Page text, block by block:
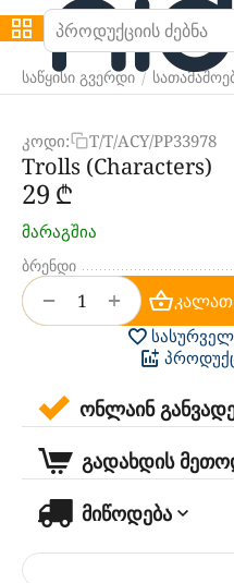
საწყისი გვერდი /
კოდი: T/T/ACY/PP33978
Trolls (Characters)
‍29‍ ₾
მარაგშია
ბრენდი
+
−
სასურველ
ონლაინ
გადახდის
მიწოდება